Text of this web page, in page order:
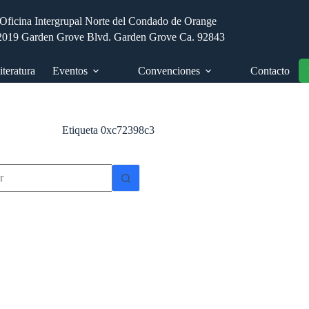
Oficina Intergrupal Norte del Condado de Orange
Garden Grove Blvd. Garden Grove Ca. 92843
Eventos Convenciones Contacto
Etiqueta 0xc72398c3